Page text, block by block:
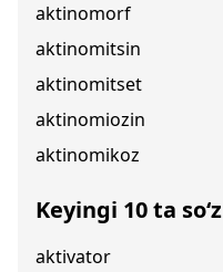
aktinomorf
aktinomitsin
aktinomitset
aktinomiozin
aktinomikoz
Keyingi 10 ta so‘z
aktivator